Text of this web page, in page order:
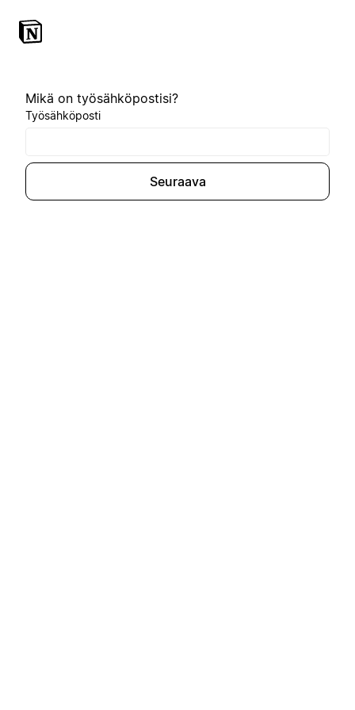
Mikä on työsähköpostisi?
Työsähköposti
Seuraava